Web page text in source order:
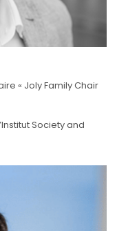
« Joly Family Chair
Society and